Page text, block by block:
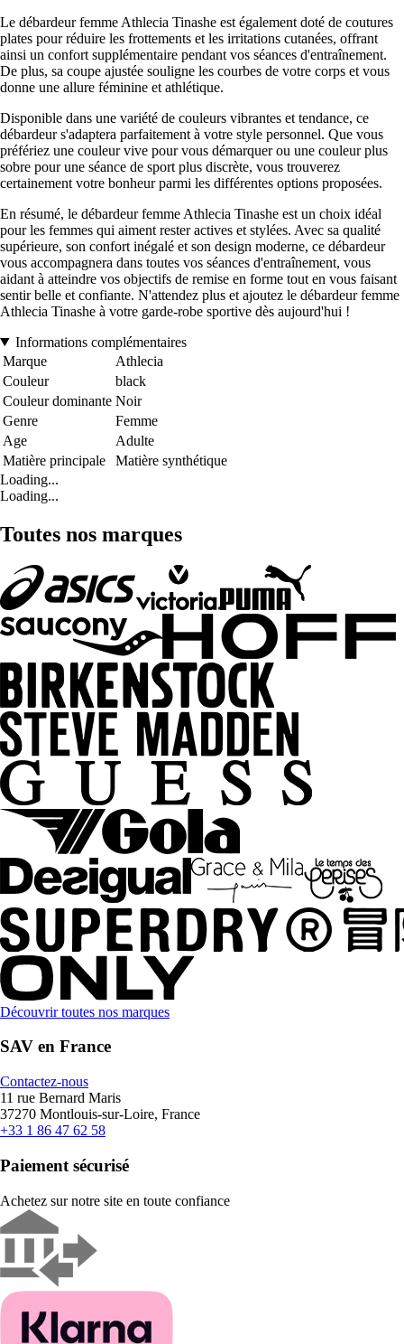
Le débardeur femme Athlecia Tinashe est également doté de coutures
plates pour réduire les frottements et les irritations cutanées, offrant
ainsi un confort supplémentaire pendant vos séances d'entraînement.
De plus, sa coupe ajustée souligne les courbes de votre corps et vous
donne une allure féminine et athlétique.
Disponible dans une variété de couleurs vibrantes et tendance, ce
débardeur s'adaptera parfaitement à votre style personnel. Que vous
préfériez une couleur vive pour vous démarquer ou une couleur plus
sobre pour une séance de sport plus discrète, vous trouverez
certainement votre bonheur parmi les différentes options proposées.
En résumé, le débardeur femme Athlecia Tinashe est un choix idéal
pour les femmes qui aiment rester actives et stylées. Avec sa qualité
supérieure, son confort inégalé et son design moderne, ce débardeur
vous accompagnera dans toutes vos séances d'entraînement, vous
aidant à atteindre vos objectifs de remise en forme tout en vous faisant
sentir belle et confiante. N'attendez plus et ajoutez le débardeur femme
Athlecia Tinashe à votre garde-robe sportive dès aujourd'hui !
Informations complémentaires
Marque
Athlecia
Couleur
black
Couleur dominante Noir
Genre
Femme
Age
Adulte
Matière principale
Matière synthétique
Loading...
Loading...
Toutes nos marques
Découvrir toutes nos marques
SAV en France
Contactez-nous
11 rue Bernard Maris
37270 Montlouis-sur-Loire, France
+33 1 86 47 62 58
Paiement sécurisé
Achetez sur notre site en toute confiance